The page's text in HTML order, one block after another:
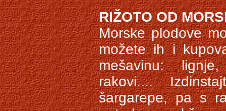
RIŽOTO OD
Morske plodove
možete ih i
mešavinu:
rakovi....
šargarepe, pa s